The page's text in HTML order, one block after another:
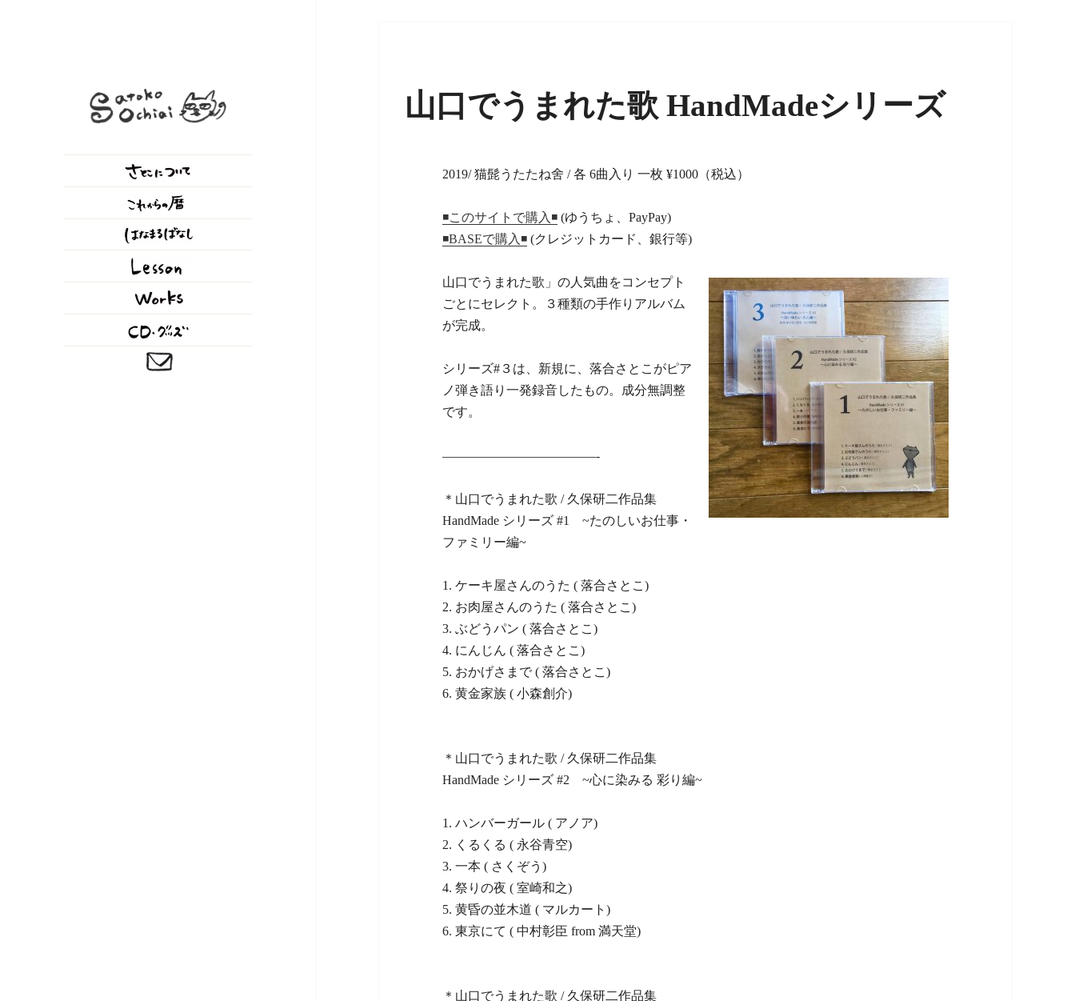
Site
詞、作曲、歌唱、朗読、ナレー
ション
山口でうまれた歌 HandMadeシリーズ
2019/ 猫髭うたたね舍 / 各 6曲入り 一枚 ¥1000（税込）
◾️このサイトで購入◾️ (ゆうちょ、PayPay)
◾️BASEで購入◾️ (クレジットカード、銀行等)
山口でうまれた歌」の人気曲をコンセプト
ごとにセレクト。３種類の手作りアルバム
が完成。
シリーズ#３は、新規に、落合さとこがピア
ノ弾き語り一発録音したもの。成分無調整
です。
————————————-
＊山口でうまれた歌 / 久保研二作品集
HandMade シリーズ #1 ~たのしいお仕事・
ファミリー編~
1. ケーキ屋さんのうた ( 落合さとこ)
2. お肉屋さんのうた ( 落合さとこ)
3. ぶどうパン ( 落合さとこ)
4. にんじん ( 落合さとこ)
5. おかげさまで ( 落合さとこ)
6. 黄金家族 ( 小森創介)
＊山口でうまれた歌 / 久保研二作品集
HandMade シリーズ #2 ~心に染みる 彩り編~
1. ハンバーガール ( アノア)
2. くるくる ( 永谷青空)
3. 一本 ( さくぞう)
4. 祭りの夜 ( 室崎和之)
5. 黄昏の並木道 ( マルカート)
6. 東京にて ( 中村彰臣 from 満天堂)
＊山口でうまれた歌 / 久保研二作品集